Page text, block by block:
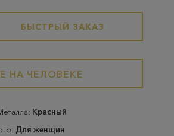
БЫСТРЫЙ ЗАКАЗ
НА ЧЕЛОВЕКЕ
Красный
Для женщин